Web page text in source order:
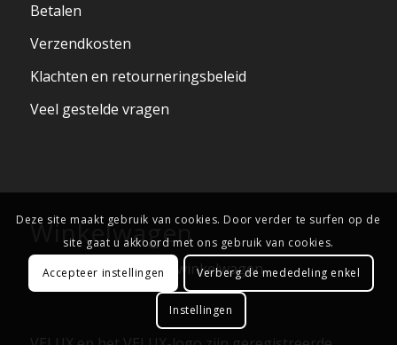
Betalen
Verzendkosten
Klachten en retourneringsbeleid
Veel gestelde vragen
Winkelwagen
Geen producten in de winkelwagen.
Deze site maakt gebruik van cookies. Door verder te surfen op de
site gaat u akkoord met ons gebruik van cookies.
Accepteer instellingen Verberg de mededeling enkel
Instellingen